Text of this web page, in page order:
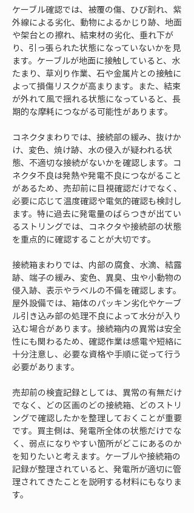
ケーブル確認では、被覆の傷、ひび割れ、紫
外線による劣化、動物によるかじり跡、地面
や架台との擦れ、結束材の劣化、垂れ下が
り、引っ張られた状態になっていないかを見
ます。ケーブルが地面に接触していると、水
たまり、草刈り作業、石や金属片との接触に
よって損傷リスクが高まります。また、結束
が外れて風で揺れる状態になっていると、長
期的な摩耗につながる可能性があります。
コネクタまわりでは、接続部の緩み、抜けか
け、変色、焼け跡、水の侵入が疑われる状
態、不適切な接続がないかを確認します。コ
ネクタ不良は発熱や発電不良につながること
があるため、売却前に目視確認だけでなく、
必要に応じて温度確認や電気的確認も検討し
ます。特に過去に発電量のばらつきが出てい
るストリングでは、コネクタや接続部の状態
を重点的に確認することが大切です。
接続箱まわりでは、内部の腐食、水滴、結露
跡、端子の緩み、変色、異臭、虫や小動物の
侵入跡、表示やラベルの不備を確認します。
屋外設備では、箱体のパッキン劣化やケーブ
ル引き込み部の処理不良によって水分が入り
込む場合があります。接続箱内の異常は安全
性にも関わるため、確認作業は感電や短絡に
十分注意し、必要な資格や手順に従って行う
必要があります。
売却前の検査記録としては、異常の有無だけ
でなく、どの区画のどの接続箱、どのストリ
ングで確認したかを整理しておくことが重要
です。買主側は、発電所全体の状態だけでな
く、弱点になりやすい箇所がどこにあるのか
を知りたいと考えます。ケーブルや接続箱の
記録が整理されていると、発電所が適切に管
理されてきたことを説明する材料にもなりま
す。